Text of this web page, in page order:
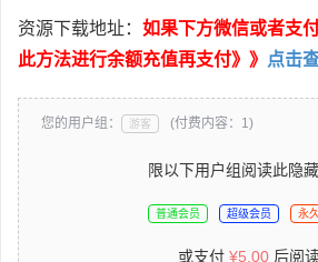
资源下载地址： 如果下方微信或者支
此方法进行余额充值再支付》》 点击
您的用户组： 游客 (付费内容：1)
限以下用户组阅读此隐
普通会员 超级会员 永
或支付 ¥5.00 后阅